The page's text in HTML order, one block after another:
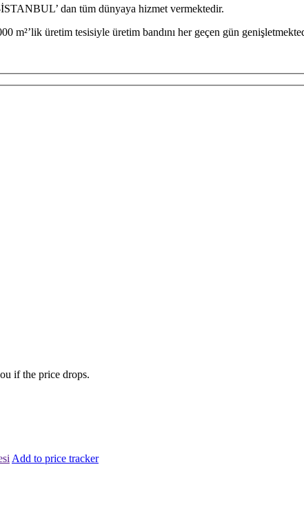
dan tüm dünyaya hizmet vermektedir.
m²’lik üretim tesisiyle üretim bandını her geçen gün
if the price drops.
Add to price tracker